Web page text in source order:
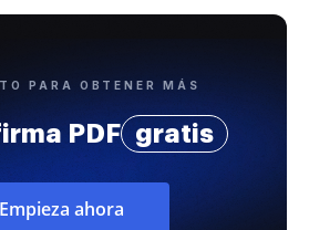
PARA OBTENER MÁS
PDF gratis
Empieza ahora